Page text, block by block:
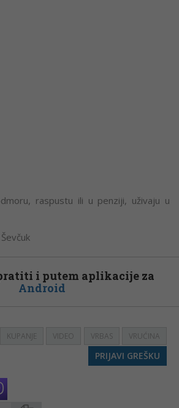
raspustu ili u penziji, uživaju u
i putem aplikacije za
Android
KUPANJE VIDEO VRBAS VRUĆINA
PRIJAVI GREŠKU